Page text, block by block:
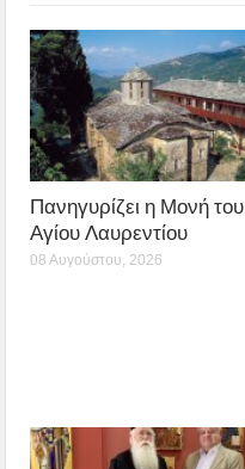
Πανηγυρίζει η Μονή του
Αγίου Λαυρεντίου
08 Αυγούστου, 2026